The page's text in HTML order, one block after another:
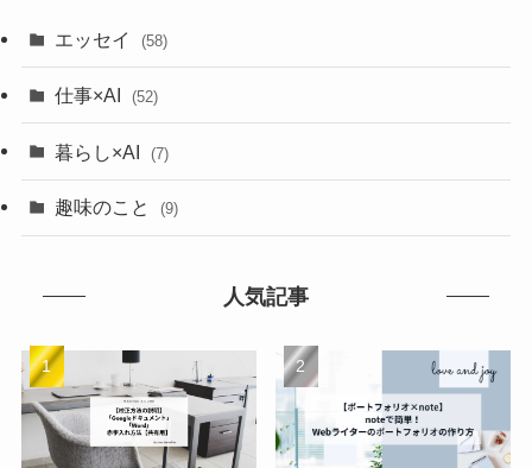
エッセイ (58)
仕事×AI (52)
暮らし×AI (7)
趣味のこと (9)
人気記事